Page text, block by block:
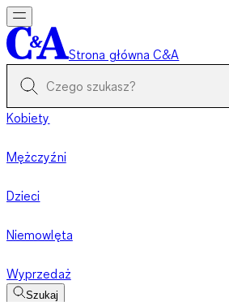
Strona główna C&A
Kobiety
Mężczyźni
Dzieci
Niemowlęta
Wyprzedaż
Szukaj